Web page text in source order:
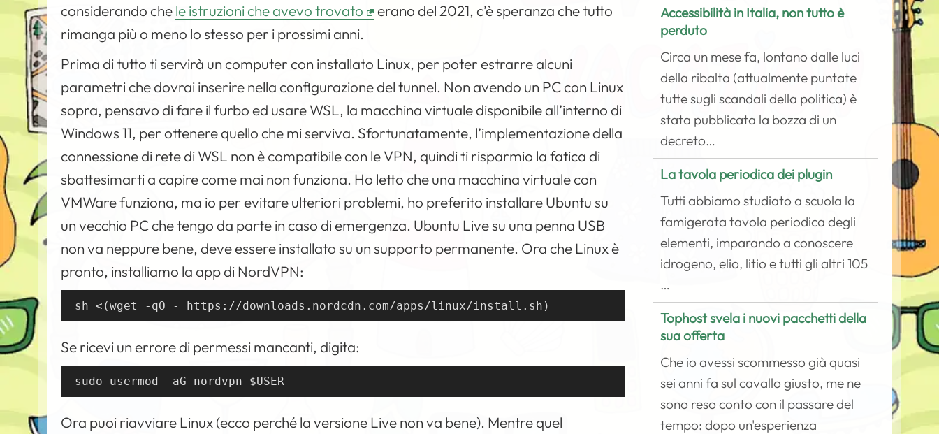
considerando chele istruzioni che avevo trovato
erano del 2021, c’è speranza che tutto
rimanga più o meno lo stesso per i prossimi anni.
Prima di tutto ti servirà un computer con installato Linux, per poter estrarre alcuni
parametri che dovrai inserire nella configurazione del tunnel. Non avendo un PC con Linux
sopra, pensavo di fare il furbo ed usare WSL, la macchina virtuale disponibile all’interno di
Windows 11, per ottenere quello che mi serviva. Sfortunatamente, l’implementazione della
connessione di rete di WSL non è compatibile con le VPN, quindi ti risparmio la fatica di
sbattesimarti a capire come mai non funziona. Ho letto che una macchina virtuale con
VMWare funziona, ma io per evitare ulteriori problemi, ho preferito installare Ubuntu su
un vecchio PC che tengo da parte in caso di emergenza. Ubuntu Live su una penna USB
non va neppure bene, deve essere installato su un supporto permanente. Ora che Linux è
pronto, installiamo la app di NordVPN:
sh <(wget -qO - https://downloads.nordcdn.com/apps/linux/install.sh)
Se ricevi un errore di permessi mancanti, digita:
sudo usermod -aG nordvpn $USER
Ora puoi riavviare Linux (ecco perché la versione Live non va bene). Mentre quel
Accessibilità in Italia, non tutto è
perduto
Circa un mese fa, lontano dalle luci
della ribalta (attualmente puntate
tutte sugli scandali della politica) è
stata pubblicata la bozza di un
decreto…
La tavola periodica dei plugin
Tutti abbiamo studiato a scuola la
famigerata tavola periodica degli
elementi, imparando a conoscere
idrogeno, elio, litio e tutti gli altri 105
…
Tophost svela i nuovi pacchetti della
sua offerta
Che io avessi scommesso già quasi
sei anni fa sul cavallo giusto, me ne
sono reso conto con il passare del
tempo: dopo un'esperienza